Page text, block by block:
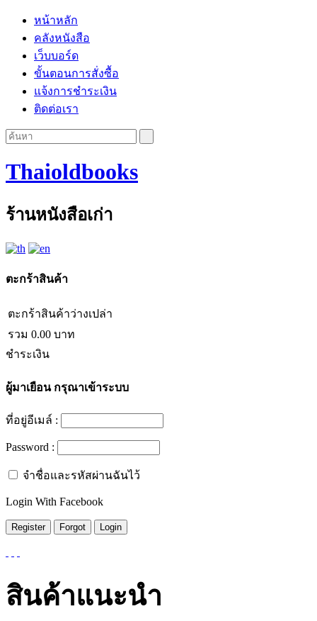
หน้าหลัก
คลังหนังสือ
เว็บบอร์ด
ขั้นตอนการสั่งซื้อ
แจ้งการชำระเงิน
ติดต่อเรา
Thaioldbooks
ร้านหนังสือเก่า
ตะกร้าสินค้า
ตะกร้าสินค้าว่างเปล่า
รวม 0.00 บาท
ชำระเงิน
ผู้มาเยือนกรุณาเข้าระบบ
ที่อยู่อีเมล์ :
Password :
จำชื่อและรหัสผ่านฉันไว้
Login With Facebook
สินค้าแนะนำ